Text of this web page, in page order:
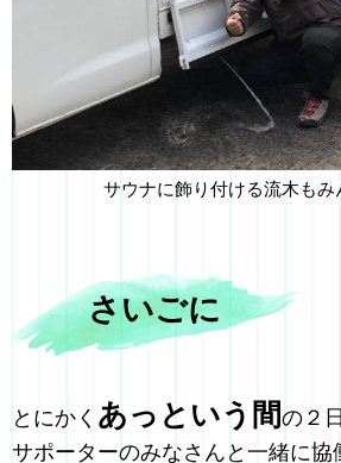
サウナに飾り付ける流木も
さいごに
とにかく あっという間の２
サポーターのみなさんと一緒に